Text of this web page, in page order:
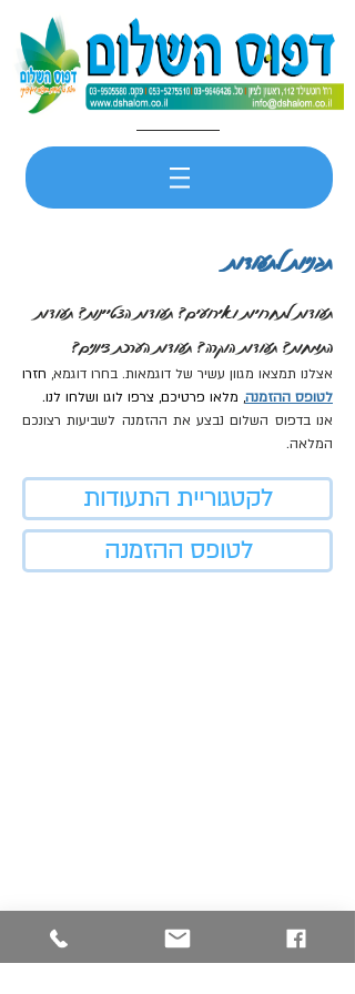
תבניות לתעודות
תעודות לתחרויות ואירועים? תעודות הצטיינות? תעודות
התמחות? תעודות הוקרה? תעודות הערכת ציונים?
אצלנו תמצאו מגוון עשיר של דוגמאות. בחרו דוגמא, חזרו
לטופס ההזמנה, מלאו פרטיכם, צרפו לוגו ושלחו לנו.
אנו בדפוס השלום נבצע את ההזמנה לשביעות רצונכם
המלאה.
לקטגוריית התעודות
לטופס ההזמנה